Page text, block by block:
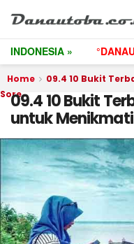
INDONESIA »
Home
09.4 10 Bukit
Sore09.4 10 Bukit
untuk